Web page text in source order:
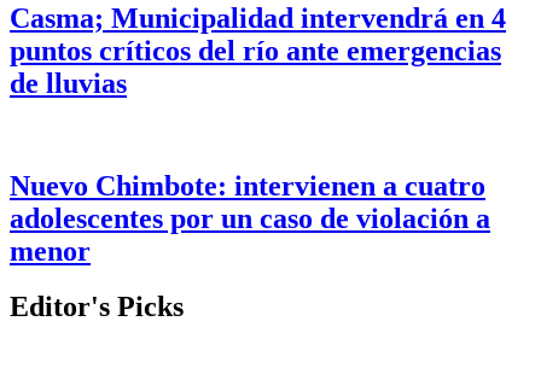
Casma; Municipalidad intervendrá en 4
puntos críticos del río ante emergencias
de lluvias
Nuevo Chimbote: intervienen a cuatro
adolescentes por un caso de violación a
menor
Editor's Picks